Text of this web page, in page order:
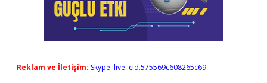
Reklam ve İletişim: Skype: live:.cid.575569c608265c69